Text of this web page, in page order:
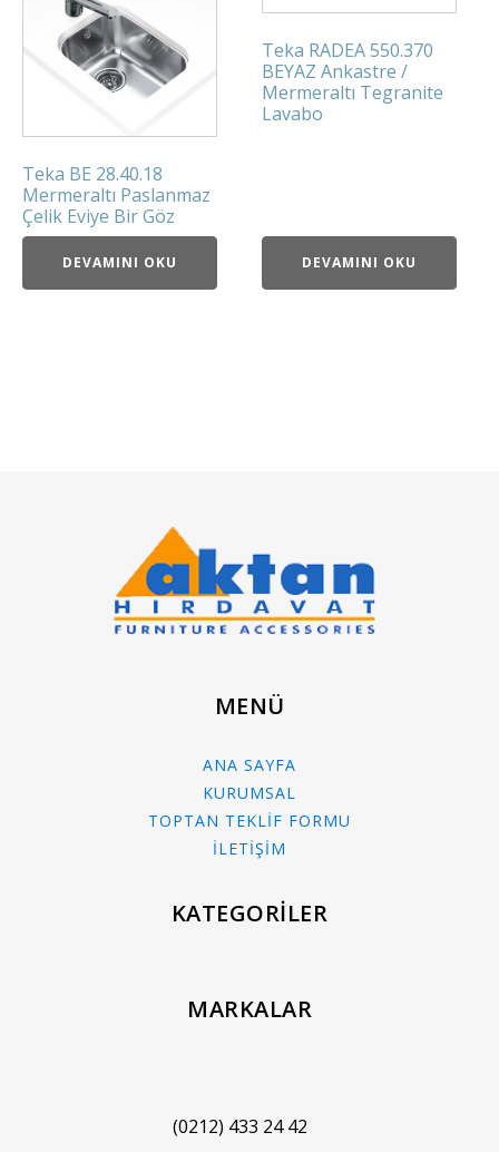
Teka BE 28.40.18
Mermeraltı Paslanmaz
Çelik Eviye Bir Göz
DEVAMINI OKU
Teka RADEA 550.370
BEYAZ Ankastre /
Mermeraltı Tegranite
Lavabo
DEVAMINI OKU
MENÜ
ANA SAYFA
KURUMSAL
TOPTAN TEKLİF FORMU
İLETİŞİM
KATEGORİLER
MARKALAR
(0212) 433 24 42